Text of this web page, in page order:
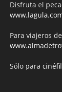
Disfruta el
Para viajeros
Sólo para